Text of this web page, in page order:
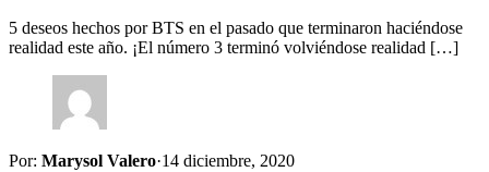
5 deseos hechos por BTS en el pasado que terminaron haciéndose
realidad este año. ¡El número 3 terminó volviéndose realidad […]
Por: Marysol Valero·14 diciembre, 2020